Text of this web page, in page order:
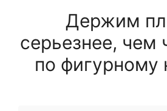
Держим
серьезнее, чем
по фигурному